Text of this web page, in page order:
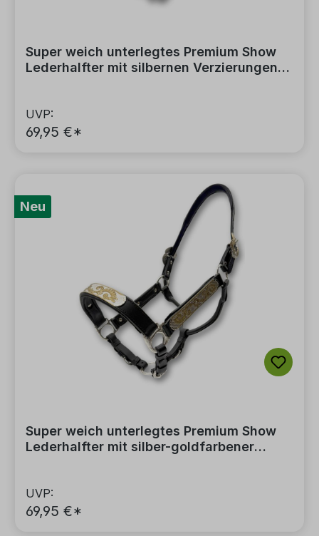
Super weich unterlegtes Premium Show
Lederhalfter mit silbernen Verzierungen
UVP:
69,95 €*
Neu
Super weich unterlegtes Premium Show
Lederhalfter mit silber-goldfarbener
UVP:
69,95 €*